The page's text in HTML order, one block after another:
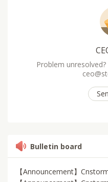
Problem
Bulletin board
【Announcement】